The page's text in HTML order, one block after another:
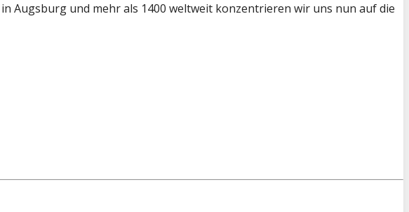
Augsburg und mehr als 1400 weltweit konzentrieren wir uns nun auf die